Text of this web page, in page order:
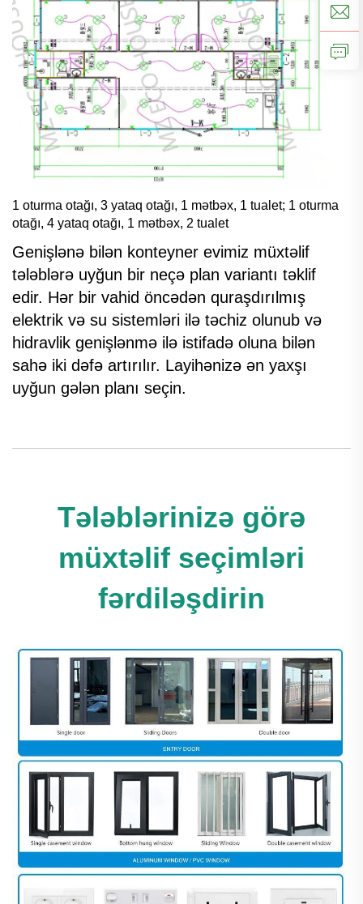
1 oturma otağı, 3 yataq otağı, 1 mətbəx, 1 tualet; 1 oturma
otağı, 4 yataq otağı, 1 mətbəx, 2 tualet
Genişlənə bilən konteyner evimiz müxtəlif
tələblərə uyğun bir neçə plan variantı təklif
edir. Hər bir vahid öncədən quraşdırılmış
elektrik və su sistemləri ilə təchiz olunub və
hidravlik genişlənmə ilə istifadə oluna bilən
sahə iki dəfə artırılır. Layihənizə ən yaxşı
uyğun gələn planı seçin.
Tələblərinizə görə
müxtəlif seçimləri
fərdiləşdirin